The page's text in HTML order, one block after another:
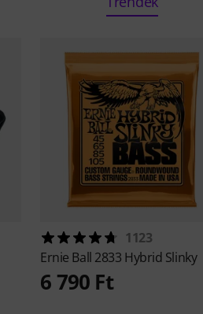
1123
Ernie Ball 2833 Hybrid Slinky
6 790 Ft